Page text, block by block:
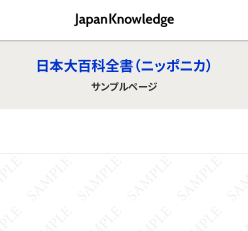
日本大百科全書（ニッポニカ）
サンプルページ